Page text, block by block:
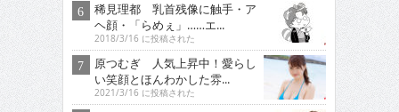
稀見理都 乳首残像に触手・ア
ヘ顔・「らめぇ」……エ...
2018/3/16 に投稿された
原つむぎ 人気上昇中！愛らし
い笑顔とほんわかした雰...
2021/3/16 に投稿された